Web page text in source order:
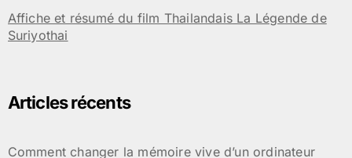
Affiche et résumé du film Thailandais La Légende de
Suriyothai
Articles récents
Comment changer la mémoire vive d’un ordinateur